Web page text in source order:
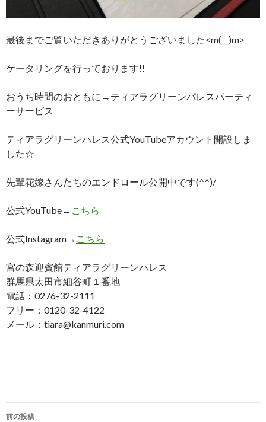
最後までご覧いただきありがとうございました<m(__)m>
ケータリングを行っております!!
おうち時間のおともに→ティアラグリーンパレスパーティ
ーサービス
ティアラグリーンパレス公式YouTubeアカウント開設しま
した☆
先輩花嫁さんたちのエンドロール公開中です(^^)/
公式YouTube→ こちら
公式Instagram→ こちら
宮の森迎賓館ティアラグリーンパレス
群馬県太田市細谷町１番地
電話：0276-32-2111
フリー：0120-32-4122
メール：tiara@kanmuri.com
投
前の投稿